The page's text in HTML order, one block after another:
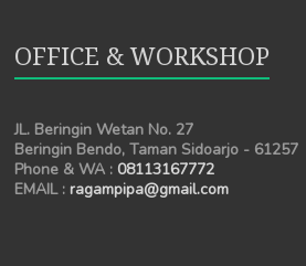
OFFICE & WORKSHOP
JL. Beringin Wetan No. 27
Beringin Bendo, Taman Sidoarjo - 61257
Phone & WA : 08113167772
EMAIL :ragampipa@gmail.com